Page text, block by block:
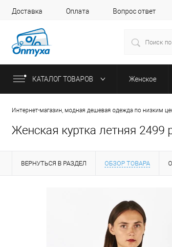
Доставка Оплата Вопрос ответ
КАТАЛОГ ТОВАРОВ Женское
Интернет-магазин, модная дешевая одежда по низким
Женская куртка летняя 2499
ВЕРНУТЬСЯ В РАЗДЕЛ ОБЗОР ТОВАРА